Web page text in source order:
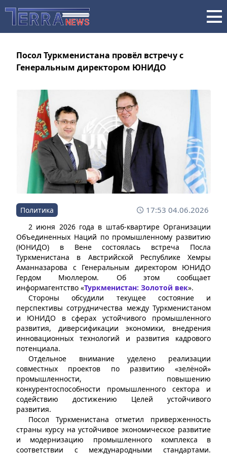
Посол Туркменистана провёл встречу с
Генеральным директором ЮНИДО
Политика 17:53 04.06.2026
2 июня 2026 года в штаб-квартире Организации
Объединенных Наций по промышленному развитию
(ЮНИДО) в Вене состоялась встреча Посла
Туркменистана в Австрийской Республике Хемры
Аманназарова с Генеральным директором ЮНИДО
Гердом Мюллером. Об этом сообщает
информагентство «Туркменистан: Золотой век».
Стороны обсудили текущее состояние и
перспективы сотрудничества между Туркменистаном
и ЮНИДО в сферах устойчивого промышленного
развития, диверсификации экономики, внедрения
инновационных технологий и развития кадрового
потенциала.
Отдельное внимание уделено реализации
совместных проектов по развитию «зелёной»
промышленности, повышению
конкурентоспособности промышленного сектора и
содействию достижению Целей устойчивого
развития.
Посол Туркменистана отметил приверженность
страны курсу на устойчивое экономическое развитие
и модернизацию промышленного комплекса в
соответствии с международными стандартами.